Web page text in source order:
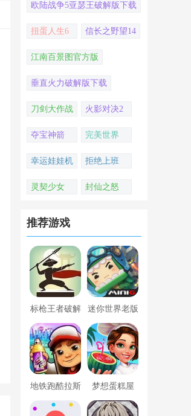
欧陆战争5亚瑟王破解版下载
扭蛋人生6 信长之野望14
江南百景图官方版
垂直火力破解版下载
刀剑大作战 火影对决2
夺宝神箭 完美世界
幸运娃娃机 拒绝上班
灵契少女 封仙之怒
推荐游戏
标枪王者破解
版无限金币钻
石内置菜单
迷你世界老版
本下载
地铁跑酷拉斯
维加斯新触控
梦想蛋糕屋